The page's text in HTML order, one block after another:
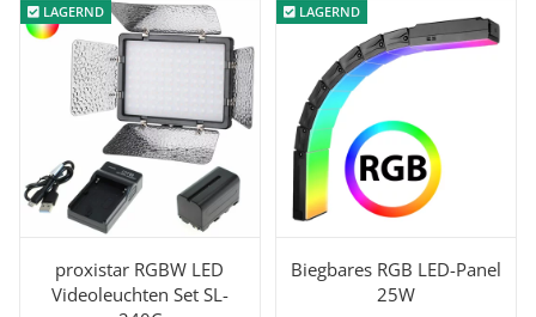
LAGERND
LAGERND
proxistar RGBW LED
Videoleuchten Set SL-
LAGERND
LAGERND
Biegbares RGB LED-Panel
25W